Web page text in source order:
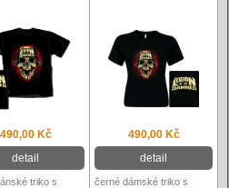
490,00 Kč
detail
490,00 Kč
detail
triko s
černé dámské triko s